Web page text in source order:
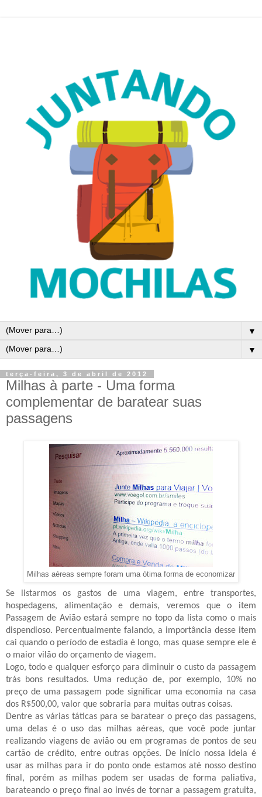
▼
▼
terça-feira, 3 de abril de 2012
Milhas à parte - Uma forma
complementar de baratear suas
passagens
Milhas aéreas sempre foram uma ótima forma de economizar
Se listarmos os gastos de uma viagem, entre transportes,
hospedagens, alimentação e demais, veremos que o item
Passagem de Avião estará sempre no topo da lista como o mais
dispendioso. Percentualmente falando, a importância desse item
cai quando o período de estadia é longo, mas quase sempre ele é
o maior vilão do orçamento de viagem.
Logo, todo e qualquer esforço para diminuir o custo da passagem
trás bons resultados. Uma redução de, por exemplo, 10% no
preço de uma passagem pode significar uma economia na casa
dos R$500,00, valor que sobraria para muitas outras coisas.
Dentre as várias táticas para se baratear o preço das passagens,
uma delas é o uso das milhas aéreas, que você pode juntar
realizando viagens de avião ou em programas de pontos de seu
cartão de crédito, entre outras opções. De início nossa ideia é
usar as milhas para ir do ponto onde estamos até nosso destino
final, porém as milhas podem ser usadas de forma paliativa,
barateando o preço final ao invés de tornar a passagem gratuita,